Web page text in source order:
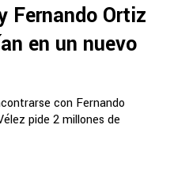
Fernando Ortiz
en un nuevo
con Fernando
pide 2 millones de